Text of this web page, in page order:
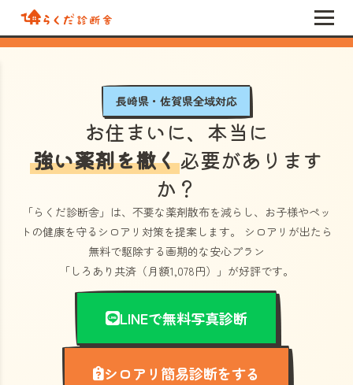
長崎県・佐賀県全域対応
お住まいに、本当に
強い薬剤を撒く必要があります
か？
「らくだ診断舎」 は、不要な薬剤散布を減らし、お子様やペッ
トの健康を守るシロアリ対策を提案します。 シロアリが出たら
無料で駆除する画期的な安心プラン
「しろあり共済（月額1,078円）」 が好評です。
LINEで無料写真診断
シロアリ簡易診断をする